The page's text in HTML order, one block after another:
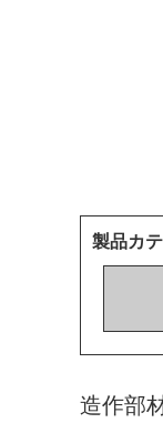
製品カ
造作部